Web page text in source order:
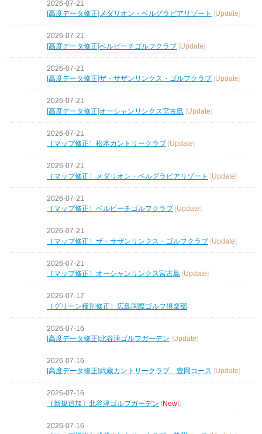
2026-07-21
[高度データ修正]メダリオン・ベルグラビアリゾート
Update
2026-07-21
[高度データ修正]ベルビーチゴルフクラブ [Update]
2026-07-21
[高度データ修正]ザ・サザンリンクス・ゴルフクラブ
Update
2026-07-21
[高度データ修正]オーシャンリンクス宮古島 [Update]
2026-07-21
［マップ修正］松本カントリークラブ
Update
2026-07-21
［マップ修正］メダリオン・ベルグラビアリゾート
[Update]
2026-07-21
［マップ修正］ベルビーチゴルフクラブ [Update]
2026-07-21
［マップ修正］ザ・サザンリンクス・ゴルフクラブ [Update]
2026-07-21
［マップ修正］オーシャンリンクス宮古島 [Update]
2026-07-17
［グリーン種別修正］広島国際ゴルフ倶楽部
2026-07-16
[高度データ修正]北谷津ゴルフガーデン [Update]
2026-07-16
[高度データ修正]武蔵カントリークラブ 豊岡コース
Update
2026-07-16
［新規追加〕北谷津ゴルフガーデン [New!]
2026-07-16